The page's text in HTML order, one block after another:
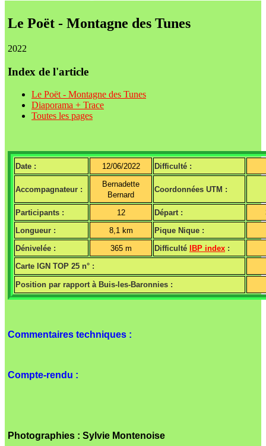
Le Poët - Montagne des Tunes
2022
Index de l'article
Le Poët - Montagne des Tunes
Diaporama + Trace
Toutes les pages
Date : 12/06/2022 Difficulté :
Accompagnateur :
Bernadette
Bernard
Coordonnées UTM :
Participants : 12 Départ :
Longueur :
8,1 km
Pique Nique :
Dénivelée :
365 m Difficulté IBP index :
Carte IGN TOP 25 n° :
Position par rapport à Buis-les-Baronnies :
Commentaires techniques :
Compte-rendu :
Photographies : Sylvie Montenoise